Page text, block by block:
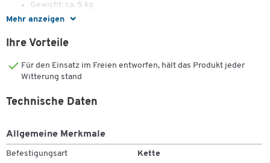
Mehr anzeigen
Gewicht: ca. 5 kg
Ihre Vorteile
Für den Einsatz im Freien entworfen, hält das Produkt jeder
Witterung stand
Technische Daten
Allgemeine Merkmale
Befestigungsart Kette